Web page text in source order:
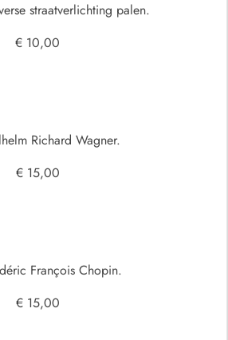
straatverlichting palen.
€ 10,00
Richard Wagner.
€ 15,00
François Chopin.
€ 15,00